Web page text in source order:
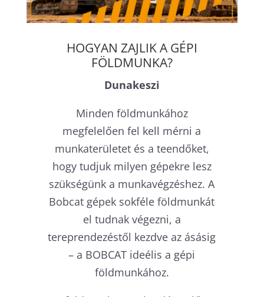
HOGYAN ZAJLIK A GÉPI
FÖLDMUNKA?
Dunakeszi
Minden földmunkához
megfelelően fel kell mérni a
munkaterületet és a teendőket,
hogy tudjuk milyen gépekre lesz
szükségünk a munkavégzéshez. A
Bobcat gépek sokféle földmunkát
el tudnak végezni, a
tereprendezéstől kezdve az ásásig
– a BOBCAT ideélis a gépi
földmunkához.